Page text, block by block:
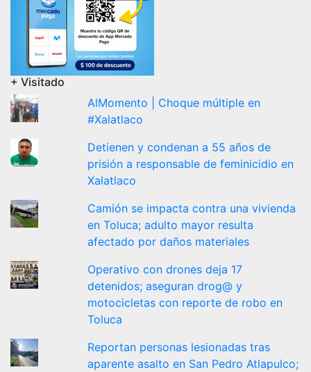
+ Visitado
AlMomento | Choque múltiple en
#Xalatlaco
Detienen y condenan a 55 años de
prisión a responsable de feminicidio en
Xalatlaco
Camión se impacta contra una vivienda
en Toluca; adulto mayor resulta
afectado por daños materiales
Operativo con drones deja 17
detenidos; aseguran drog@ y
motocicletas con reporte de robo en
Toluca
Reportan personas lesionadas tras
aparente asalto en San Pedro Atlapulco;